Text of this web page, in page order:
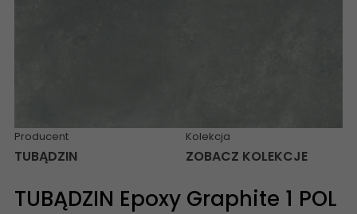
Producent
TUBĄDZIN
Kolekcja
ZOBACZ KOLEKCJE
TUBĄDZIN Epoxy Graphite 1 POL